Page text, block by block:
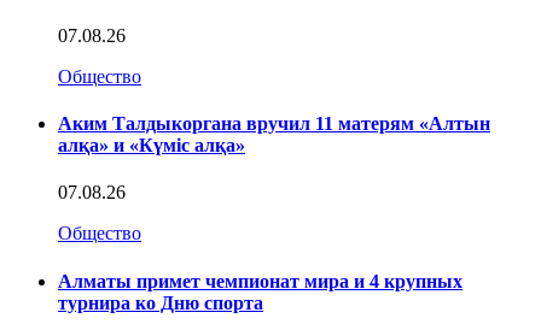
07.08.26
Общество
Аким Талдыкоргана вручил 11 матерям «Алтын
алқа» и «Күміс алқа»
07.08.26
Общество
Алматы примет чемпионат мира и 4 крупных
турнира ко Дню спорта